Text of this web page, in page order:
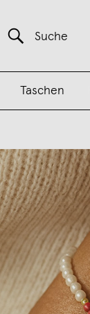
Suche
Taschen